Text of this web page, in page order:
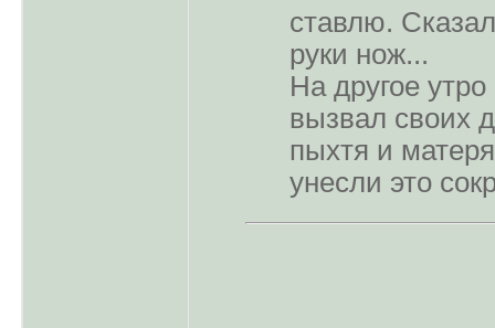
ставлю.
руки нож...
На другое
вызвал своих
пыхтя и
унесли это